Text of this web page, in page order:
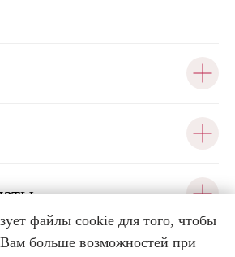
файлы cookie для того, чтобы
Вам больше возможностей при